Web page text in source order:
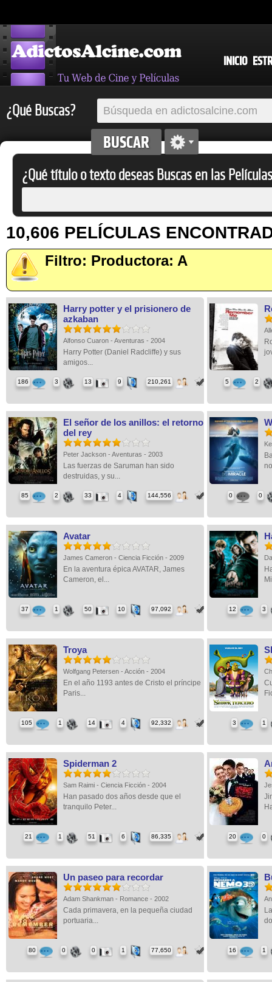
INICIO
¿Qué Buscas?
¿Qué título o texto deseas Buscas en las
10,606 PELÍCULAS
Filtro: Productora: A
Harry potter y el prisionero de
azkaban
Alfonso Cuaron - Aventuras - 2004
Harry Potter (Daniel Radcliffe) y sus
amigos...
186 3 13 9 210,261 5 2
El señor de los anillos: el retorno
del rey
Peter Jackson - Aventuras - 2003
Las fuerzas de Saruman han sido
destruidas, y su...
85 2 33 4 144,556 0 0
Avatar
James Cameron - Ciencia Ficción - 2009
En la aventura épica AVATAR, James
Cameron, el...
37 1 50 10 97,092 12 3
Troya
Wolfgang Petersen - Acción - 2004
En el año 1193 antes de Cristo el príncipe
Paris...
105 1 14 4 92,332 3 1
Spiderman 2
Sam Raimi - Ciencia Ficción - 2004
Han pasado dos años desde que el
tranquilo Peter...
21 1 51 6 86,335 20 0
Un paseo para recordar
Adam Shankman - Romance - 2002
Cada primavera, en la pequeña ciudad
portuaria...
80 0 0 1 77,650 16 1